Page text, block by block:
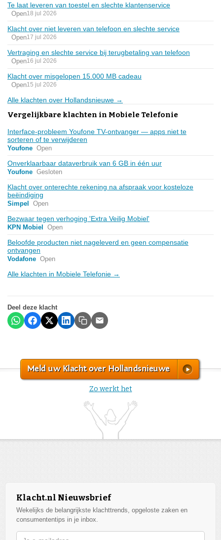
Te laat leveren van toestel en slechte klantenservice
Open18 jul 2026
Klacht over niet leveren van telefoon en slechte service
Open17 jul 2026
Vertraging en slechte service bij terugbetaling van telefoon
Open16 jul 2026
Klacht over misgelopen 15.000 MB cadeau
Open15 jul 2026
Alle klachten over Hollandsnieuwe →
Vergelijkbare klachten in Mobiele Telefonie
Interface-probleem Youfone TV-ontvanger — apps niet te
sorteren of te verwijderen
Youfone Open
Onverklaarbaar dataverbruik van 6 GB in één uur
Youfone Gesloten
Klacht over onterechte rekening na afspraak voor kosteloze
beëindiging
Simpel Open
Bezwaar tegen verhoging 'Extra Veilig Mobiel'
KPN Mobiel Open
Beloofde producten niet nageleverd en geen compensatie
ontvangen
Vodafone Open
Alle klachten in Mobiele Telefonie →
Deel deze klacht
Meld uw Klacht over Hollandsnieuwe
Zo werkt het
Klacht.nl Nieuwsbrief
Wekelijks de belangrijkste klachttrends, opgeloste zaken en
consumententips in je inbox.